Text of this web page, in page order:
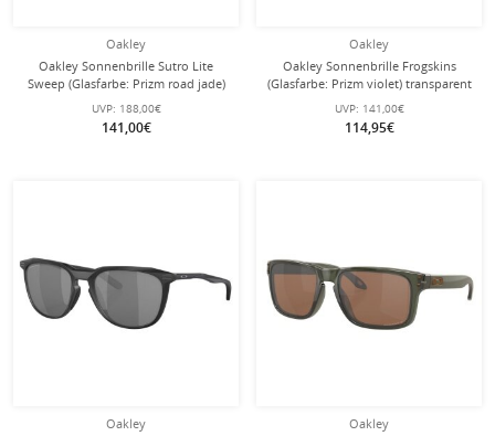
Oakley
Oakley Sonnenbrille Sutro Lite
Sweep (Glasfarbe: Prizm road jade)
matt weiss 946504 - 1 Brille mit
Hartschalenetui
UVP: 188,00€
141,00€
Oakley
Oakley Sonnenbrille Frogskins
(Glasfarbe: Prizm violet) transparent
glänzend/violett 9013H7 - 1 Brille
UVP: 141,00€
114,95€
Oakley
Oakley